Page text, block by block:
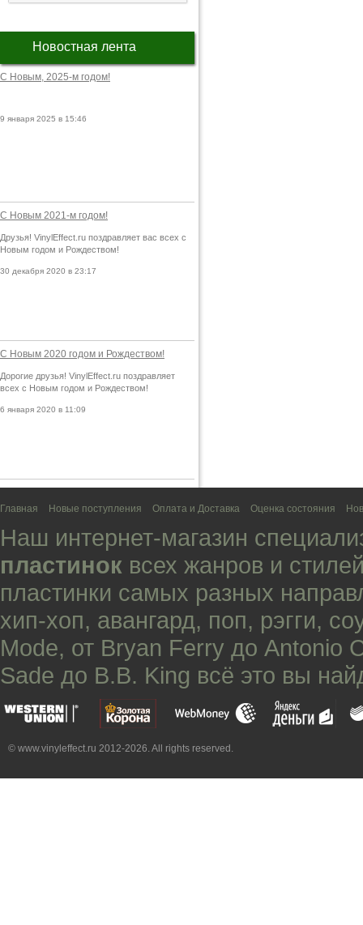
Новостная лента
С Новым, 2025-м годом!
9 января 2025 в 15:46
С Новым 2021-м годом!
Друзья! VinylEffect.ru поздравляет вас всех с
Новым годом и Рождеством!
30 декабря 2020 в 23:17
С Новым 2020 годом и Рождеством!
Дорогие друзья! VinylEffect.ru поздравляет
всех с Новым годом и Рождеством!
6 января 2020 в 11:09
Главная Новые поступления Оплата и Доставка Оценка состояния
Наш интернет-магазин
пластинок всех жанров и
пластинки самых разных
хип-хоп, авангард, поп, рэгги,
Mode, от Bryan Ferry до Antonio
Sade до B.B. King всё это вы
© www.vinyleffect.ru 2012-2026. All rights reserved.